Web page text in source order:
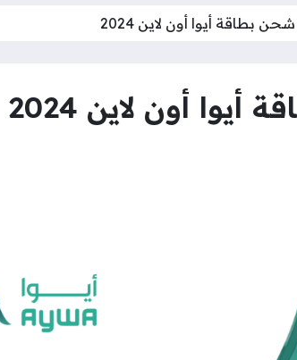
بطاقة أيوا أون لاين 2024
أون لاين 2024